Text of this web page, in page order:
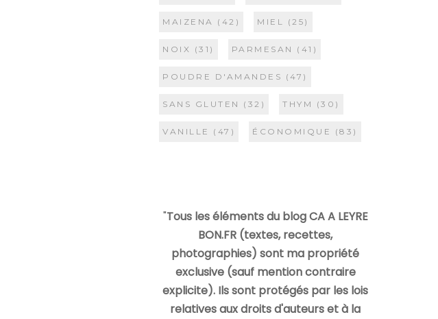
MAIZENA (42) MIEL (25)
NOIX (31) PARMESAN (41)
POUDRE D'AMANDES (47)
SANS GLUTEN (32) THYM (30)
VANILLE (47) ÉCONOMIQUE (83)
"Tous les éléments du blog CA A LEYRE
BON.FR (textes, recettes,
photographies) sont ma propriété
exclusive (sauf mention contraire
explicite). Ils sont protégés par les lois
relatives aux droits d'auteurs et à la